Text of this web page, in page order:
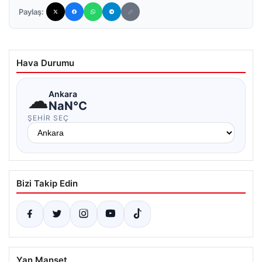
Paylaş:
Hava Durumu
☁Ankara
NaN°C
ŞEHIR SEÇ
Bizi Takip Edin